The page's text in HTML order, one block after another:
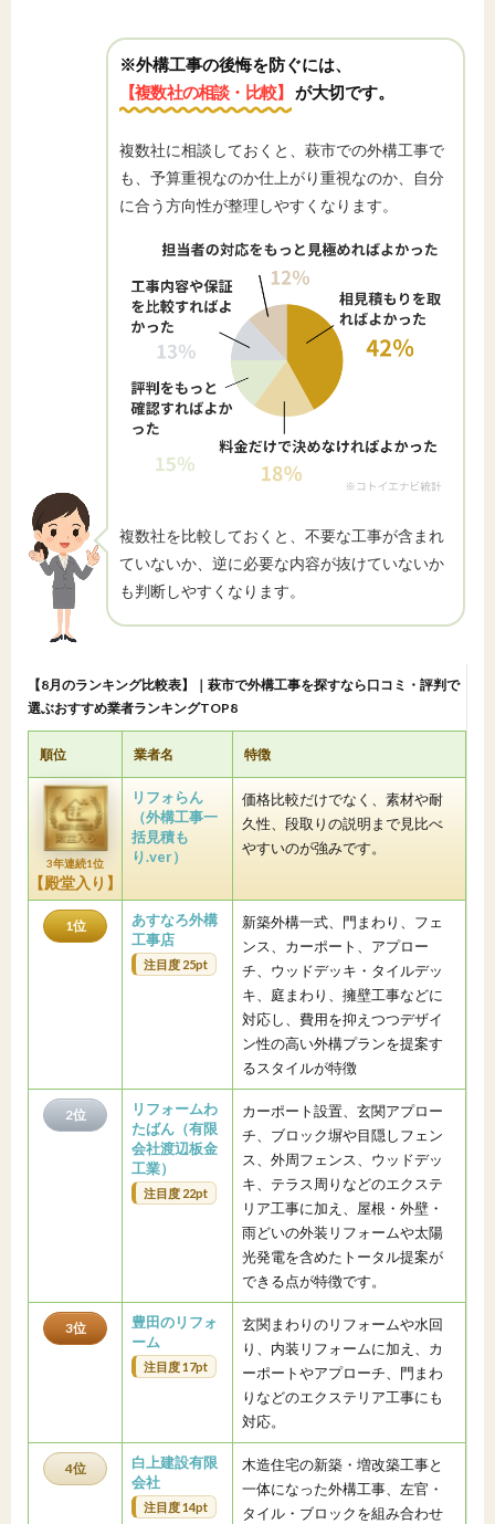
※外構工事の後悔を防ぐには、
【複数社の相談・比較】
が大切です。
複数社に相談しておくと、萩市での外構工事で
も、予算重視なのか仕上がり重視なのか、自分
に合う方向性が整理しやすくなります。
複数社を比較しておくと、不要な工事が含まれ
ていないか、逆に必要な内容が抜けていないか
も判断しやすくなります。
【8月のランキング比較表】｜萩市で外構工事を探すなら口コミ・評判で
選ぶおすすめ業者ランキングTOP8
順位 業者名 特徴
3年連続1位
【殿堂入り】
リフォらん
（外構工事一
括見積も
り.ver）
価格比較だけでなく、素材や耐
久性、段取りの説明まで見比べ
やすいのが強みです。
1位
あすなろ外構
工事店
注目度 25pt
新築外構一式、門まわり、フェ
ンス、カーポート、アプロー
チ、ウッドデッキ・タイルデッ
キ、庭まわり、擁壁工事などに
対応し、費用を抑えつつデザイ
ン性の高い外構プランを提案す
るスタイルが特徴
2位
リフォームわ
たばん（有限
会社渡辺板金
工業）
注目度 22pt
カーポート設置、玄関アプロー
チ、ブロック塀や目隠しフェン
ス、外周フェンス、ウッドデッ
キ、テラス周りなどのエクステ
リア工事に加え、屋根・外壁・
雨どいの外装リフォームや太陽
光発電を含めたトータル提案が
できる点が特徴です。
3位
豊田のリフォ
ーム
注目度 17pt
玄関まわりのリフォームや水回
り、内装リフォームに加え、カ
ーポートやアプローチ、門まわ
りなどのエクステリア工事にも
対応。
4位
白上建設有限
会社
注目度 14pt
木造住宅の新築・増改築工事と
一体になった外構工事、左官・
タイル・ブロックを組み合わせ